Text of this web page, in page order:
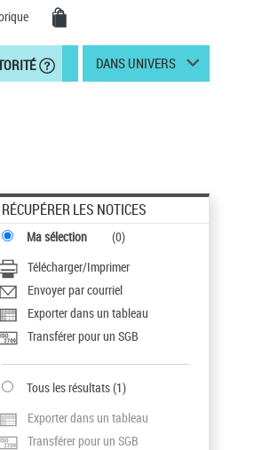
DANS UNIVERS
RÉCUPÉRER LES NOTICES
Ma sélection (0)
Télécharger/Imprimer
Envoyer par courriel
Exporter dans un tableau
Transférer pour un SGB
Tous les résultats(1)
Exporter dans un tableau
Transférer pour un SGB